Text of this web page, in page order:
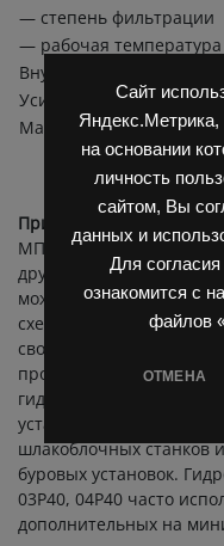
Сайт
Яндекс.Метрика,
на основании
личность
сайтом, Вы
данных и
Для
ознакомится с
файлов
ОТМЕНА
— степень фильтрации
— рабочая температура
Внутренние утечки при
Усилие на движение
Масса
Применяемость:
МПР-2, МСК-1, МСК-3,
другой гидравлический
может применяться в
схеме мобильной или
своим высоким
простоте конструкции,
гидрораспределители
установках
шлакоблочных станков
буровых установок.
03Р40, 04Р40 часто
дополнительных на